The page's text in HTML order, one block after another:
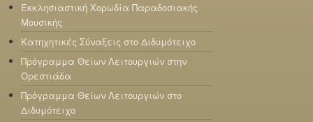
Εκκλησιαστική Χορωδία Παραδοσιακής
Μουσικής
Κατηχητικές Σύναξεις στο Διδυμότειχο
Πρόγραμμα Θείων Λειτουργιών στην
Ορεστιάδα
Πρόγραμμα Θείων Λειτουργιών στο
Διδυμότειχο